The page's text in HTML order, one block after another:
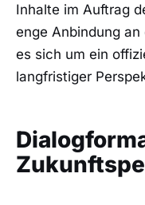
Inhalte im Auftrag
enge Anbindung
es sich um ein
langfristiger